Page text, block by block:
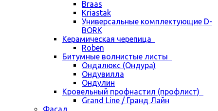
Braas
Kriastak
Универсальные комплектующие D-
BORK
Керамическая черепица
Roben
Битумные волнистые листы
Ондалюкс (Ондура)
Ондувилла
Ондулин
Кровельный профнастил (профлист)
Grand Line / Гранд Лайн
Фасад